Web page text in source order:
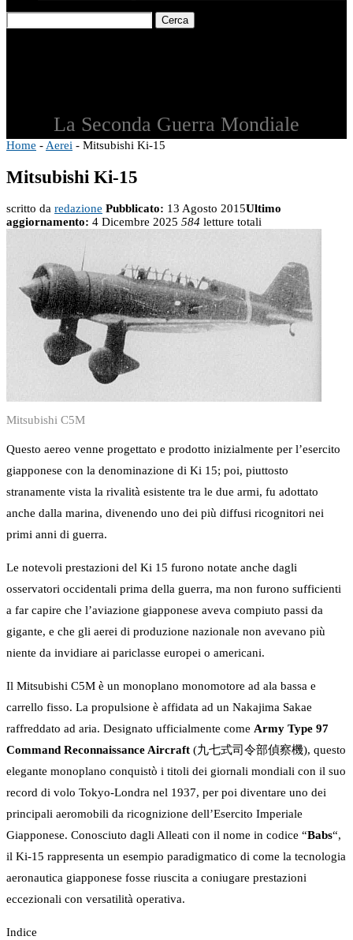
Cerca
La Seconda Guerra Mondiale
Home - Aerei - Mitsubishi Ki-15
Mitsubishi Ki-15
scritto da redazione Pubblicato: 13 Agosto 2015Ultimo
aggiornamento: 4 Dicembre 2025 584 letture totali
Mitsubishi C5M
Questo aereo venne progettato e prodotto inizialmente per l’esercito
giapponese con la denominazione di Ki 15; poi, piuttosto
stranamente vista la rivalità esistente tra le due armi, fu adottato
anche dalla marina, divenendo uno dei più diffusi ricognitori nei
primi anni di guerra.
Le notevoli prestazioni del Ki 15 furono notate anche dagli
osservatori occidentali prima della guerra, ma non furono sufficienti
a far capire che l’aviazione giapponese aveva compiuto passi da
gigante, e che gli aerei di produzione nazionale non avevano più
niente da invidiare ai pariclasse europei o americani.
Il Mitsubishi C5M è un monoplano monomotore ad ala bassa e
carrello fisso. La propulsione è affidata ad un Nakajima Sakae
raffreddato ad aria. Designato ufficialmente come Army Type 97
Command Reconnaissance Aircraft (九七式司令部偵察機), questo
elegante monoplano conquistò i titoli dei giornali mondiali con il suo
record di volo Tokyo-Londra nel 1937, per poi diventare uno dei
principali aeromobili da ricognizione dell’Esercito Imperiale
Giapponese. Conosciuto dagli Alleati con il nome in codice “Babs“,
il Ki-15 rappresenta un esempio paradigmatico di come la tecnologia
aeronautica giapponese fosse riuscita a coniugare prestazioni
eccezionali con versatilità operativa.
Indice